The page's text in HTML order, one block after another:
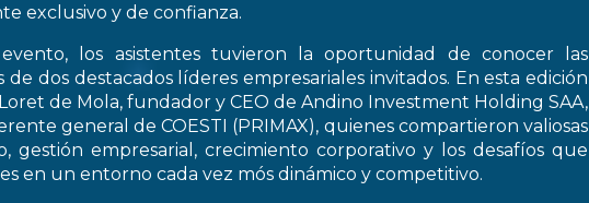
exclusivo y de confianza.
los asistentes tuvieron la oportunidad de conocer las
de dos destacados líderes empresariales invitados. En esta edición
de Mola, fundador y CEO de Andino Investment Holding SAA,
general de COESTI (PRIMAX), quienes compartieron valiosas
gestión empresarial, crecimiento corporativo y los desafíos que
en un entorno cada vez mós dinámico y competitivo.